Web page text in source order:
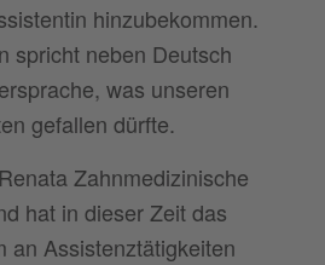
hinzubekommen.
spricht neben Deutsch
was unseren
gefallen dürfte.
Zahnmedizinische
hat in dieser Zeit das
an Assistenztätigkeiten